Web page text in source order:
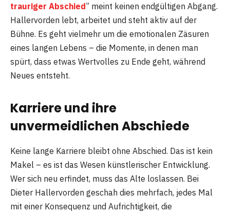
trauriger Abschied” meint keinen endgültigen Abgang.
Hallervorden lebt, arbeitet und steht aktiv auf der
Bühne. Es geht vielmehr um die emotionalen Zäsuren
eines langen Lebens – die Momente, in denen man
spürt, dass etwas Wertvolles zu Ende geht, während
Neues entsteht.
Karriere und ihre
unvermeidlichen Abschiede
Keine lange Karriere bleibt ohne Abschied. Das ist kein
Makel – es ist das Wesen künstlerischer Entwicklung.
Wer sich neu erfindet, muss das Alte loslassen. Bei
Dieter Hallervorden geschah dies mehrfach, jedes Mal
mit einer Konsequenz und Aufrichtigkeit, die